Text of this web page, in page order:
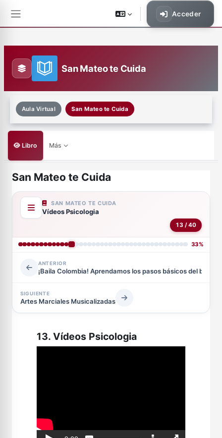
Acceder
San Mateo te Cuida
Aula Virtual San Mateo te Cuida
Libro Más
San Mateo te Cuida
Requisitos de finalización
SAN MATEO TE CUIDA
Vídeos Psicologia
13 / 40
33%
ANTERIOR
¡Baila Colombia! Aprendamos los pasos básicos del
SIGUIENTE
Artes Marciales Musicalizadas
13. Vídeos Psicologia